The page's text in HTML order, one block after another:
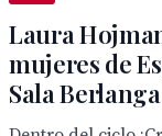
Laura
mujeres de
Sala